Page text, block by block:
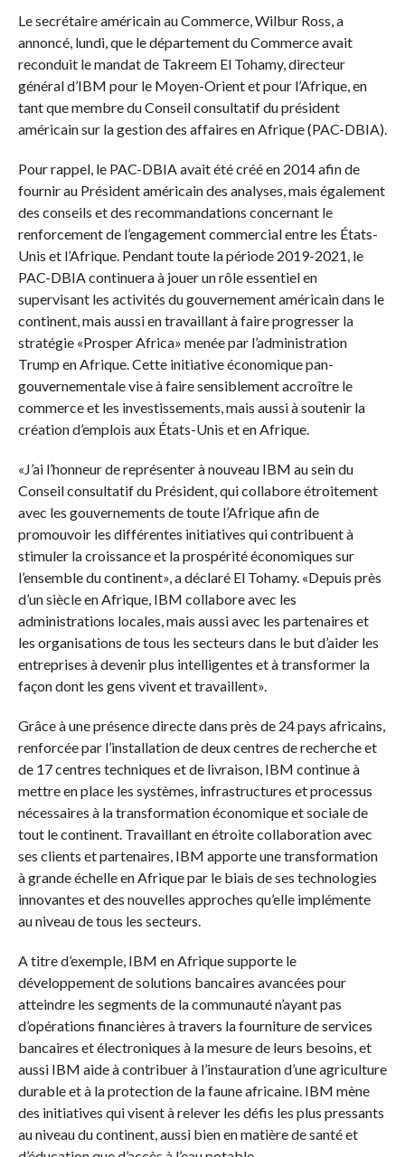
Le secrétaire américain au Commerce, Wilbur Ross, a
annoncé, lundi, que le département du Commerce avait
reconduit le mandat de Takreem El Tohamy, directeur
général d’IBM pour le Moyen-Orient et pour l’Afrique, en
tant que membre du Conseil consultatif du président
américain sur la gestion des affaires en Afrique (PAC-DBIA).
Pour rappel, le PAC-DBIA avait été créé en 2014 afin de
fournir au Président américain des analyses, mais également
des conseils et des recommandations concernant le
renforcement de l’engagement commercial entre les États-
Unis et l’Afrique. Pendant toute la période 2019-2021, le
PAC-DBIA continuera à jouer un rôle essentiel en
supervisant les activités du gouvernement américain dans le
continent, mais aussi en travaillant à faire progresser la
stratégie «Prosper Africa» menée par l’administration
Trump en Afrique. Cette initiative économique pan-
gouvernementale vise à faire sensiblement accroître le
commerce et les investissements, mais aussi à soutenir la
création d’emplois aux États-Unis et en Afrique.
«J’ai l’honneur de représenter à nouveau IBM au sein du
Conseil consultatif du Président, qui collabore étroitement
avec les gouvernements de toute l’Afrique afin de
promouvoir les différentes initiatives qui contribuent à
stimuler la croissance et la prospérité économiques sur
l’ensemble du continent», a déclaré El Tohamy. «Depuis près
d’un siècle en Afrique, IBM collabore avec les
administrations locales, mais aussi avec les partenaires et
les organisations de tous les secteurs dans le but d’aider les
entreprises à devenir plus intelligentes et à transformer la
façon dont les gens vivent et travaillent».
Grâce à une présence directe dans près de 24 pays africains,
renforcée par l’installation de deux centres de recherche et
de 17 centres techniques et de livraison, IBM continue à
mettre en place les systèmes, infrastructures et processus
nécessaires à la transformation économique et sociale de
tout le continent. Travaillant en étroite collaboration avec
ses clients et partenaires, IBM apporte une transformation
à grande échelle en Afrique par le biais de ses technologies
innovantes et des nouvelles approches qu’elle implémente
au niveau de tous les secteurs.
A titre d’exemple, IBM en Afrique supporte le
développement de solutions bancaires avancées pour
atteindre les segments de la communauté n’ayant pas
d’opérations financières à travers la fourniture de services
bancaires et électroniques à la mesure de leurs besoins, et
aussi IBM aide à contribuer à l’instauration d’une agriculture
durable et à la protection de la faune africaine. IBM mène
des initiatives qui visent à relever les défis les plus pressants
au niveau du continent, aussi bien en matière de santé et